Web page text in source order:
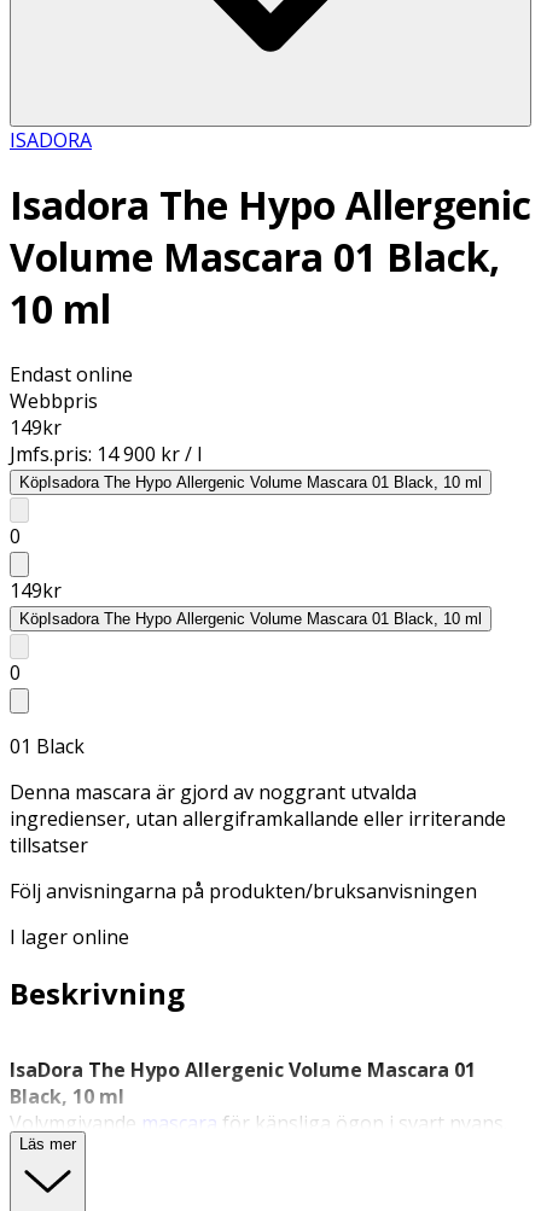
ISADORA
Isadora The Hypo Allergenic
Volume Mascara 01 Black,
10 ml
Endast online
Webbpris
149kr
Jmfs.pris: 14 900 kr / l
KöpIsadora The Hypo Allergenic Volume Mascara 01 Black, 10 ml
0
149kr
KöpIsadora The Hypo Allergenic Volume Mascara 01 Black, 10 ml
0
01 Black
Denna mascara är gjord av noggrant utvalda
ingredienser, utan allergiframkallande eller irriterande
tillsatser
Följ anvisningarna på produkten/bruksanvisningen
I lager online
Beskrivning
IsaDora The Hypo Allergenic Volume Mascara 01
Black, 10 ml
Volymgivande mascara för känsliga ögon i svart nyans.
IsaDora
en mascara framtagen för känsliga ögon. Formulan
Läs mer